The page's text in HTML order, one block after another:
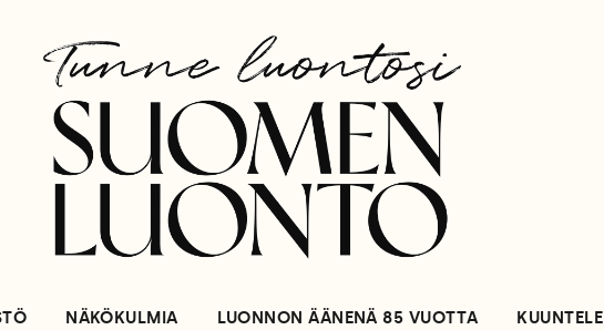
NÄKÖKULMIA LUONNON ÄÄNENÄ 85 VUOTTA KUUNTELE